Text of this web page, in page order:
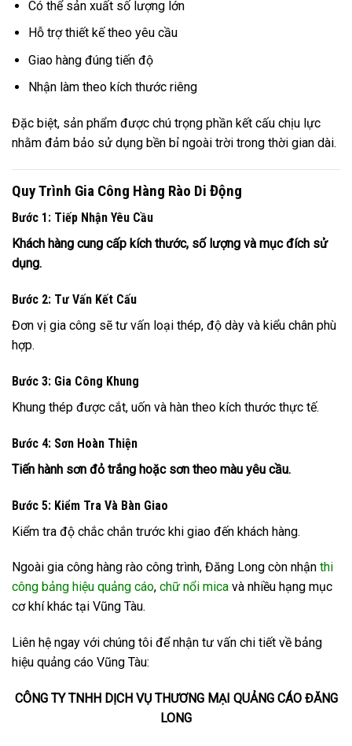
Có thể sản xuất số lượng lớn
Hỗ trợ thiết kế theo yêu cầu
Giao hàng đúng tiến độ
Nhận làm theo kích thước riêng
Đặc biệt, sản phẩm được chú trọng phần kết cấu chịu lực
nhằm đảm bảo sử dụng bền bỉ ngoài trời trong thời gian dài.
Quy Trình Gia Công Hàng Rào Di Động
Bước 1: Tiếp Nhận Yêu Cầu
Khách hàng cung cấp kích thước, số lượng và mục đích sử
dụng.
Bước 2: Tư Vấn Kết Cấu
Đơn vị gia công sẽ tư vấn loại thép, độ dày và kiểu chân phù
hợp.
Bước 3: Gia Công Khung
Khung thép được cắt, uốn và hàn theo kích thước thực tế.
Bước 4: Sơn Hoàn Thiện
Tiến hành sơn đỏ trắng hoặc sơn theo màu yêu cầu.
Bước 5: Kiểm Tra Và Bàn Giao
Kiểm tra độ chắc chắn trước khi giao đến khách hàng.
Ngoài gia công hàng rào công trình, Đăng Long còn nhận thi
công bảng hiệu quảng cáo, chữ nổi mica và nhiều hạng mục
cơ khí khác tại Vũng Tàu.
Liên hệ ngay với chúng tôi để nhận tư vấn chi tiết về bảng
hiệu quảng cáo Vũng Tàu:
CÔNG TY TNHH DỊCH VỤ THƯƠNG MẠI QUẢNG CÁO ĐĂNG
LONG